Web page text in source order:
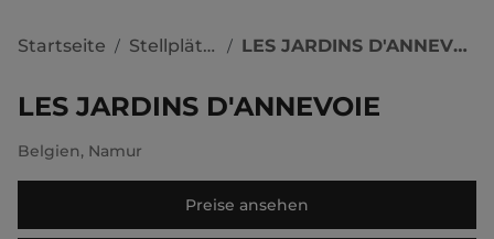
Startseite / Stellplätze / LES JARDINS D'ANNEVOIE
LES JARDINS D'ANNEVOIE
Belgien, Namur
Preise ansehen